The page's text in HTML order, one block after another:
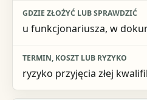
u funkcjonariusza, w
ryzyko przyjęcia złej